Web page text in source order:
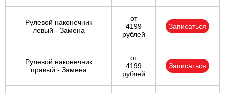
Рулевой наконечник
левый - Замена
от
4199
рублей
Записаться
Рулевой наконечник
правый - Замена
от
4199
рублей
Записаться